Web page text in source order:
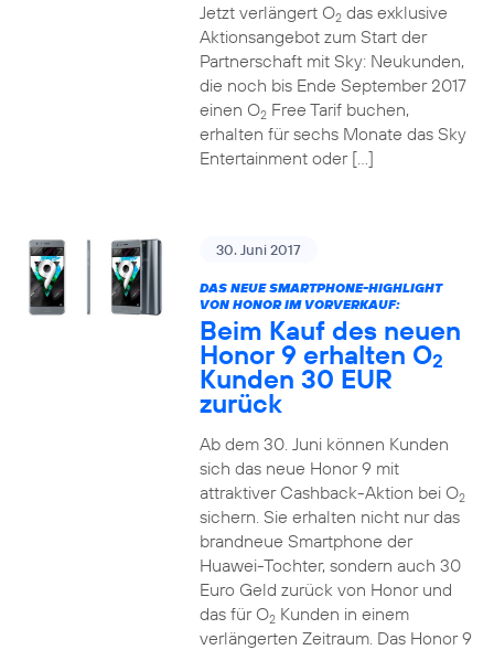
Jetzt verlängert O2das exklusive
Aktionsangebot zum Start der
Partnerschaft mit Sky: Neukunden,
die noch bis Ende September 2017
einen O2Free Tarif buchen,
erhalten für sechs Monate das Sky
Entertainment oder […]
30. Juni 2017
DAS NEUE SMARTPHONE-HIGHLIGHT
VON HONOR IM VORVERKAUF:
Beim Kauf des neuen
Honor 9 erhalten O2
Kunden 30 EUR
zurück
Ab dem 30. Juni können Kunden
sich das neue Honor 9 mit
attraktiver Cashback-Aktion bei O2
sichern. Sie erhalten nicht nur das
brandneue Smartphone der
Huawei-Tochter, sondern auch 30
Euro Geld zurück von Honor und
das für O2Kunden in einem
verlängerten Zeitraum. Das Honor 9